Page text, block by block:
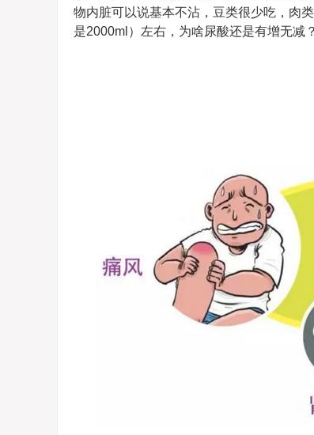
物内脏可以说基本不沾，豆类很少吃，肉
是2000ml）左右，为啥尿酸还是有增无减？